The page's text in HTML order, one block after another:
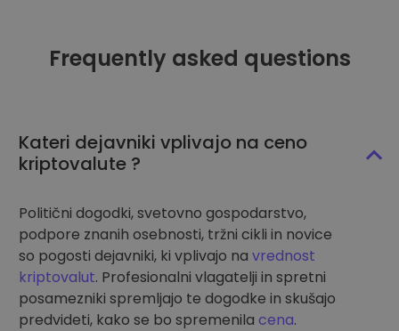
Frequently asked questions
Kateri dejavniki vplivajo na ceno
kriptovalute ?
Politični dogodki, svetovno gospodarstvo,
podpore znanih osebnosti, tržni cikli in novice
so pogosti dejavniki, ki vplivajo na vrednost
kriptovalut. Profesionalni vlagatelji in spretni
posamezniki spremljajo te dogodke in skušajo
predvideti, kako se bo spremenila cena.